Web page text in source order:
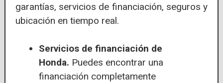
garantías, servicios de financiación, seguros y
ubicación en tiempo real.
Servicios de financiación de
Honda. Puedes encontrar una
financiación completamente